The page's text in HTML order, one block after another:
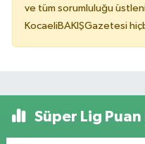
ve tüm sorumluluğu
KocaeliBAKIŞGazetesi
Süper Lig